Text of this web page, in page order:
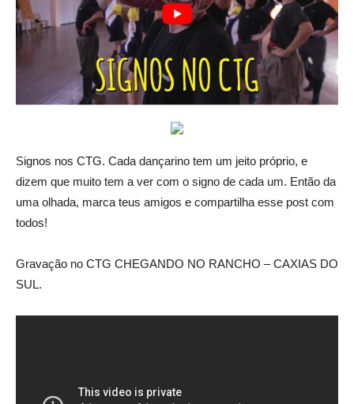
Signos nos CTG. Cada dançarino tem um jeito próprio, e
dizem que muito tem a ver com o signo de cada um. Então da
uma olhada, marca teus amigos e compartilha esse post com
todos!
Gravação no CTG CHEGANDO NO RANCHO – CAXIAS DO
SUL.